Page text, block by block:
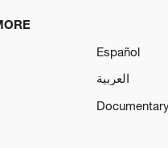
Español
العربية